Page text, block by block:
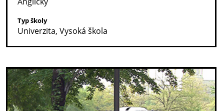
Typ školy
Univerzita, Vysoká škola